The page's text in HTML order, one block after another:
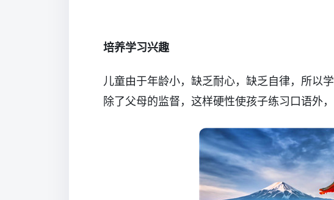
培养学习兴趣
儿童由于年龄小，缺乏耐心，缺乏自律，所以
除了父母的监督，这样硬性使孩子练习口语外